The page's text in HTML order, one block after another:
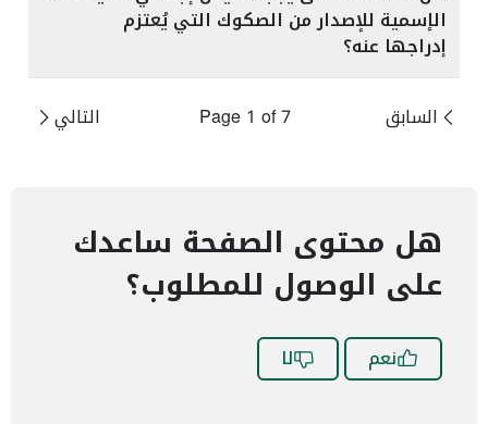
الإسمية للإصدار من الصكوك التي يُعتزم
إدراجها عنه؟
السابق Page 1 of 7 التالي
هل محتوى الصفحة ساعدك
على الوصول للمطلوب؟
نعم لا